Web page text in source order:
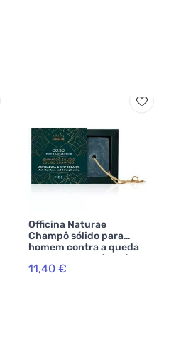
Officina Naturae
Champô sólido para
homem contra a queda
de cabelo N°01 (50 g)
11,40 €